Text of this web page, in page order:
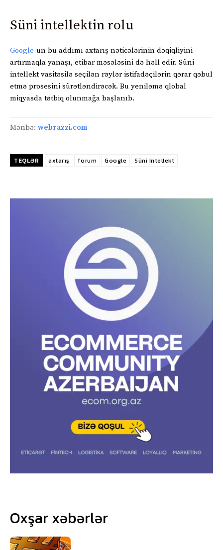
Süni intellektin rolu
Google-un bu addımı axtarış nəticələrinin dəqiqliyini
artırmaqla yanaşı, etibar məsələsini də həll edir. Süni
intellekt vasitəsilə seçilən rəylər istifadəçilərin qərar qəbul
etmə prosesini sürətləndirəcək. Bu yeniləmə qlobal
miqyasda tətbiq olunmağa başlanıb.
Mənbə: webrazzi.com
TEQLƏR axtarış forum Google Süni İntellekt
Oxşar xəbərlər